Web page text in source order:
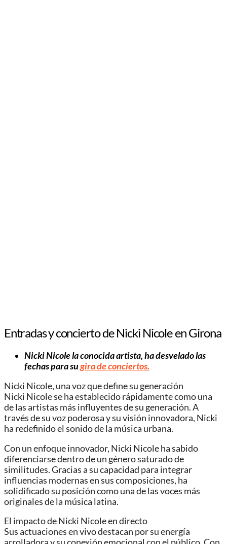
Entradas y concierto de Nicki Nicole en Girona
Nicki Nicole la conocida artista, ha desvelado las
fechas para sugira de conciertos.
Nicki Nicole, una voz que define su generación
Nicki Nicole se ha establecido rápidamente como una
de las artistas más influyentes de su generación. A
través de su voz poderosa y su visión innovadora, Nicki
ha redefinido el sonido de la música urbana.
Con un enfoque innovador, Nicki Nicole ha sabido
diferenciarse dentro de un género saturado de
similitudes. Gracias a su capacidad para integrar
influencias modernas en sus composiciones, ha
solidificado su posición como una de las voces más
originales de la música latina.
El impacto de Nicki Nicole en directo
Sus actuaciones en vivo destacan por su energía